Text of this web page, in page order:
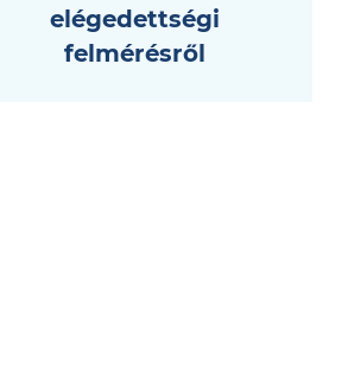
elégedettségi
felmérésről